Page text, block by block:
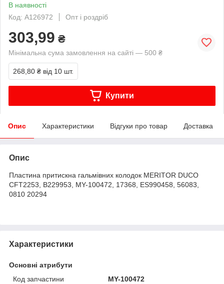
В наявності
Код: A126972
Опт і роздріб
303,99 ₴
Мінімальна сума замовлення на сайті — 500 ₴
268,80 ₴ від 10 шт.
Купити
Опис Характеристики Відгуки про товар Доставка
Опис
Пластина притискна гальмівних колодок MERITOR DUCO
CFT2253, B229953, MY-100472, 17368, ES990458, 56083,
0810 20294
Характеристики
Основні атрибути
Код запчастини
MY-100472